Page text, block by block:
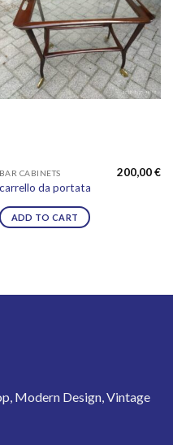
BAR CABINETS
carrello da portata
200,00€
ADD TO CART
Modern Design, Vintage